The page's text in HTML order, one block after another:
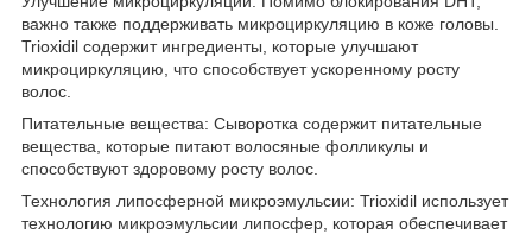
важно также поддерживать микроциркуляцию в коже головы.
Trioxidil содержит ингредиенты, которые улучшают
микроциркуляцию, что способствует ускоренному росту
волос.
Питательные вещества: Сыворотка содержит питательные
вещества, которые питают волосяные фолликулы и
способствуют здоровому росту волос.
Технология липосферной микроэмульсии: Trioxidil использует
технологию микроэмульсии липосфер, которая обеспечивает